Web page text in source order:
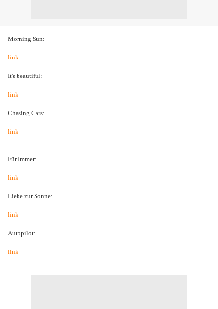
Morning Sun:
link
It's beautiful:
link
Chasing Cars:
link
Für Immer:
link
Liebe zur Sonne:
link
Autopilot:
link